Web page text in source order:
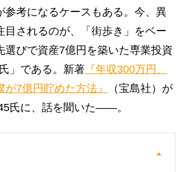
参考になるケースもある。今、異
目されるのが、「街歩き」をベー
選びで資産7億円を築いた専業投資
」である。新著『年収300万円、
7億円貯めた方法』
（宝島社）が
氏に、話を聞いた――。